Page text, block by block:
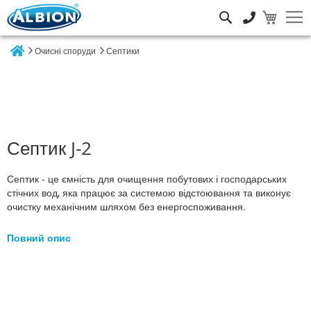
Очисні споруди Септики
Септик J-2
Септик - це ємність для очищення побутових і господарських
стічних вод, яка працює за системою відстоювання та виконує
очистку механічним шляхом без енергоспоживання.
Повний опис